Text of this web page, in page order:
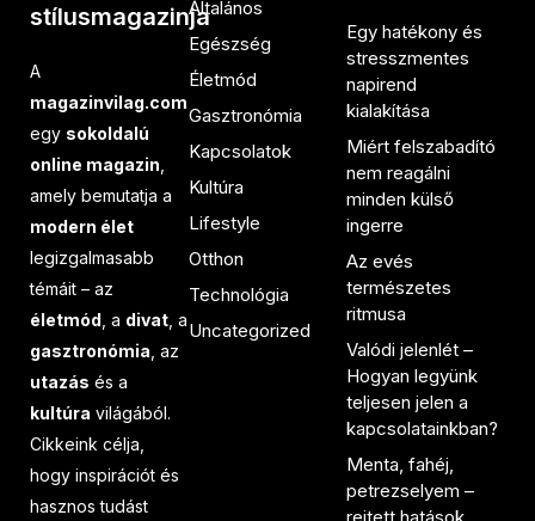
stílusmagazinja
A
magazinvilag.com
egy sokoldalú
online magazin
amely bemutatja a
modern élet
legizgalmasabb
témáit – az
életmód , a divat , a
gasztronómia , az
utazás és a
kultúra világából.
Cikkeink célja,
hogy inspirációt és
hasznos tudást
Általános
Egészség
Életmód
Gasztronómia
Kapcsolatok
Kultúra
Lifestyle
Otthon
Technológia
Uncategorized
Egy hatékony és
stresszmentes
napirend
kialakítása
Miért felszabadító
nem reagálni
minden külső
ingerre
Az evés
természetes
ritmusa
Valódi jelenlét –
Hogyan legyünk
teljesen jelen a
kapcsolatainkban?
Menta, fahéj,
petrezselyem –
rejtett hatások